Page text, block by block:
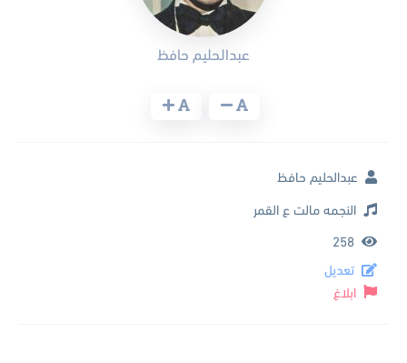
عبدالحليم حافظ
عبدالحليم حافظ
النجمه مالت ع القمر
258
تعديل
ابلاغ